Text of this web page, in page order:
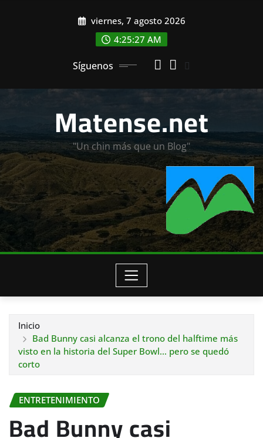
viernes, 7 agosto 2026
4:25:29 AM
Síguenos
Matense.net
"Un chin más que un Blog"
Inicio
Bad Bunny casi alcanza el trono del halftime más
visto en la historia del Super Bowl… pero se quedó
corto
ENTRETENIMIENTO
Bad Bunny casi